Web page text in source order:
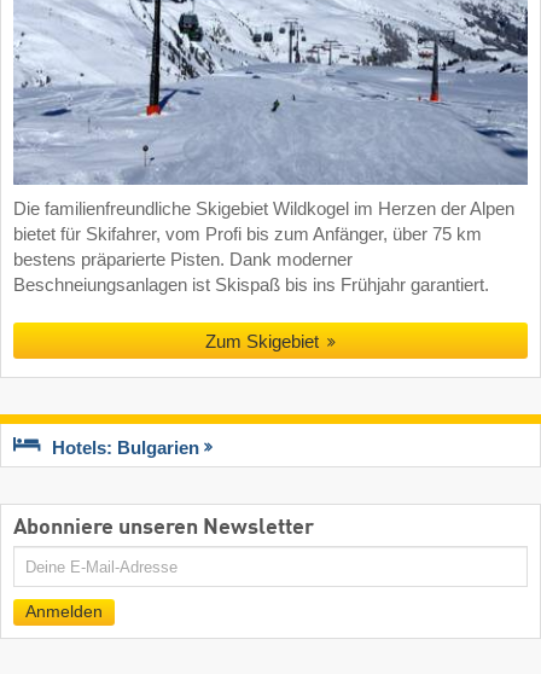
Die familienfreundliche Skigebiet Wildkogel im Herzen der Alpen
bietet für Skifahrer, vom Profi bis zum Anfänger, über 75 km
bestens präparierte Pisten. Dank moderner
Beschneiungsanlagen ist Skispaß bis ins Frühjahr garantiert.
Zum Skigebiet
Hotels: Bulgarien
Abonniere unseren Newsletter
E-
Mail
Anmelden